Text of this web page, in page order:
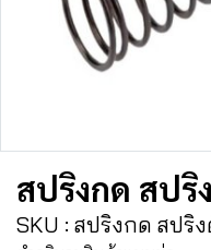
สปริงกด สปริ
SKU : สปริงกด สปริ